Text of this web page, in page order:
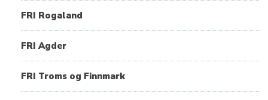
FRI Rogaland
FRI Agder
FRI Troms og Finnmark